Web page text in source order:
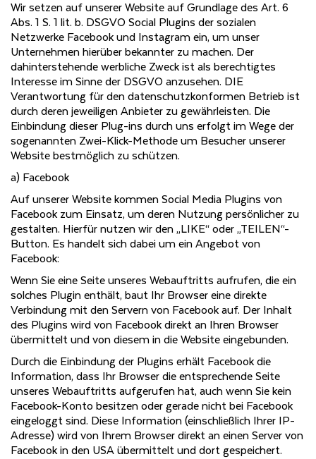
Wir setzen auf unserer Website auf Grundlage des Art. 6
Abs. 1 S. 1 lit. b. DSGVO Social Plugins der sozialen
Netzwerke Facebook und Instagram ein, um unser
Unternehmen hierüber bekannter zu machen. Der
dahinterstehende werbliche Zweck ist als berechtigtes
Interesse im Sinne der DSGVO anzusehen. DIE
Verantwortung für den datenschutzkonformen Betrieb ist
durch deren jeweiligen Anbieter zu gewährleisten. Die
Einbindung dieser Plug-ins durch uns erfolgt im Wege der
sogenannten Zwei-Klick-Methode um Besucher unserer
Website bestmöglich zu schützen.
a) Facebook
Auf unserer Website kommen Social Media Plugins von
Facebook zum Einsatz, um deren Nutzung persönlicher zu
gestalten. Hierfür nutzen wir den „LIKE“ oder „TEILEN“-
Button. Es handelt sich dabei um ein Angebot von
Facebook:
Wenn Sie eine Seite unseres Webauftritts aufrufen, die ein
solches Plugin enthält, baut Ihr Browser eine direkte
Verbindung mit den Servern von Facebook auf. Der Inhalt
des Plugins wird von Facebook direkt an Ihren Browser
übermittelt und von diesem in die Website eingebunden.
Durch die Einbindung der Plugins erhält Facebook die
Information, dass Ihr Browser die entsprechende Seite
unseres Webauftritts aufgerufen hat, auch wenn Sie kein
Facebook-Konto besitzen oder gerade nicht bei Facebook
eingeloggt sind. Diese Information (einschließlich Ihrer IP-
Adresse) wird von Ihrem Browser direkt an einen Server von
Facebook in den USA übermittelt und dort gespeichert.